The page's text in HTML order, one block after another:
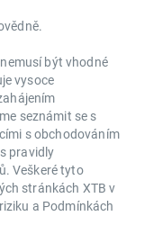
být vhodné
vysoce
seznámit se s
s obchodováním
pravidly
Veškeré tyto
stránkách XTB v
a Podmínkách